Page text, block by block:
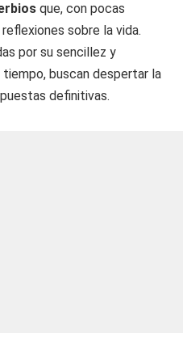
que, con pocas
sobre la vida.
por su sencillez y
buscan despertar la
definitivas.